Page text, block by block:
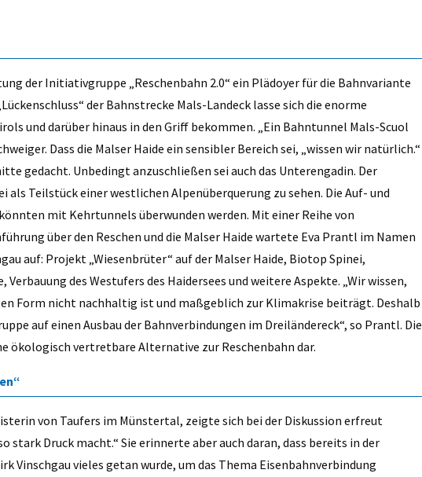
der Initiativgruppe „Reschenbahn 2.0“ ein Plädoyer für die Bahnvariante
der Bahnstrecke Mals-Landeck lasse sich die enorme
und darüber hinaus in den Griff bekommen. „Ein Bahntunnel Mals-Scuol
Dass die Malser Haide ein sensibler Bereich sei, „wissen wir natürlich.“
gedacht. Unbedingt anzuschließen sei auch das Unterengadin. Der
als Teilstück einer westlichen Alpenüberquerung zu sehen. Die Auf- und
mit Kehrtunnels überwunden werden. Mit einer Reihe von
über den Reschen und die Malser Haide wartete Eva Prantl im Namen
auf: Projekt „Wiesenbrüter“ auf der Malser Haide, Biotop Spinei,
Verbauung des Westufers des Haidersees und weitere Aspekte. „Wir wissen,
Form nicht nachhaltig ist und maßgeblich zur Klimakrise beiträgt. Deshalb
auf einen Ausbau der Bahnverbindungen im Dreiländereck“, so Prantl. Die
ökologisch vertretbare Alternative zur Reschenbahn dar.
von Taufers im Münstertal, zeigte sich bei der Diskussion erfreut
stark Druck macht.“ Sie erinnerte aber auch daran, dass bereits in der
Vinschgau vieles getan wurde, um das Thema Eisenbahnverbindung